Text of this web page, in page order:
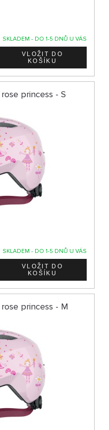
SKLADEM - DO 1-5 DNŮ U VÁS
princess - S
SKLADEM - DO 1-5 DNŮ U VÁS
princess - M